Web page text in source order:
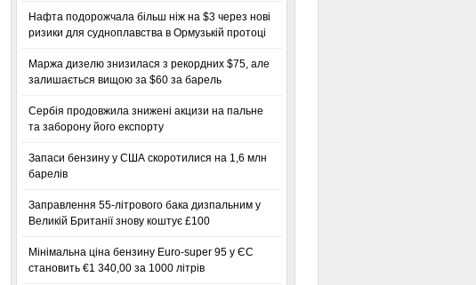
Нафта подорожчала більш ніж на $3 через нові
ризики для судноплавства в Ормузькій протоці
Маржа дизелю знизилася з рекордних $75, але
залишається вищою за $60 за барель
Сербія продовжила знижені акцизи на пальне
та заборону його експорту
Запаси бензину у США скоротилися на 1,6 млн
барелів
Заправлення 55-літрового бака дизпальним у
Великій Британії знову коштує £100
Мінімальна ціна бензину Euro-super 95 у ЄС
становить €1 340,00 за 1000 літрів